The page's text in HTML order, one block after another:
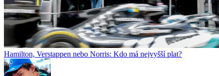
Hamilton, Verstappen nebo Norris: Kdo má nejvyšší plat?